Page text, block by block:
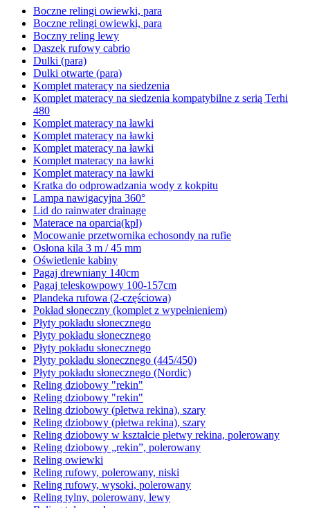
Boczne relingi owiewki, para
Boczne relingi owiewki, para
Boczny reling lewy
Daszek rufowy cabrio
Dulki (para)
Dulki otwarte (para)
Komplet materacy na siedzenia
Komplet materacy na siedzenia kompatybilne z serią Terhi
480
Komplet materacy na ławki
Komplet materacy na ławki
Komplet materacy na ławki
Komplet materacy na ławki
Komplet materacy na ławki
Kratka do odprowadzania wody z kokpitu
Lampa nawigacyjna 360°
Lid do rainwater drainage
Materace na oparcia(kpl)
Mocowanie przetwornika echosondy na rufie
Osłona kila 3 m / 45 mm
Oświetlenie kabiny
Pagaj drewniany 140cm
Pagaj teleskowpowy 100-157cm
Plandeka rufowa (2-częściowa)
Pokład słoneczny (komplet z wypełnieniem)
Płyty pokładu słonecznego
Płyty pokładu słonecznego
Płyty pokładu słonecznego
Płyty pokładu słonecznego (445/450)
Płyty pokładu słonecznego (Nordic)
Reling dziobowy "rekin"
Reling dziobowy "rekin"
Reling dziobowy (płetwa rekina), szary
Reling dziobowy (płetwa rekina), szary
Reling dziobowy w kształcie płetwy rekina, polerowany
Reling dziobowy „rekin”, polerowany
Reling owiewki
Reling rufowy, polerowany, niski
Reling rufowy, wysoki, polerowany
Reling tylny, polerowany, lewy